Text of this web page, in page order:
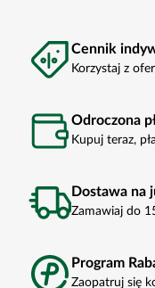
Cennik
Korzystaj z
Odroczona
Kupuj teraz,
Dostawa na
Zamawiaj do
Program
Zaopatruj się